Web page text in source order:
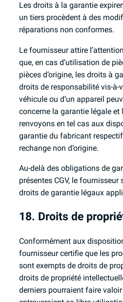
Les droits à la garantie
un tiers procèdent à des
réparations non conformes.
Le fournisseur attire
que, en cas d’utilisation de
pièces d’origine, les droits à
droits de responsabilité vis-à-
véhicule ou d’un appareil
concerne la garantie légale
renvoyons en tel cas aux
garantie du fabricant
rechange non d’origine.
Au-delà des obligations de
présentes CGV, le
droits de garantie légaux
18. Droits de
Conformément aux
fournisseur certifie que les
sont exempts de droits de
droits de propriété
derniers pourraient faire